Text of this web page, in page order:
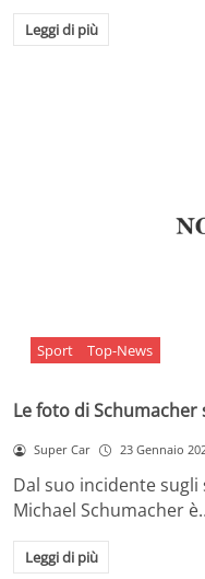
Leggi di più
Sport Top-News
Le foto di
Super Car 23 Gennaio
Dal suo incidente
Michael Schumacher
Leggi di più